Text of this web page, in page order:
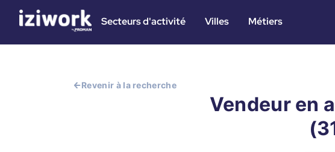
Secteurs d'activité Villes Métiers
Revenir à la recherche
Vendeur en